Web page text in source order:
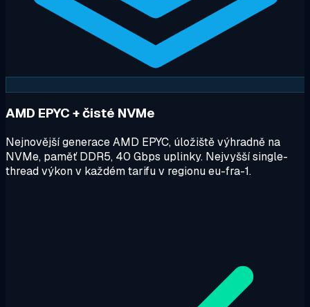
AMD EPYC + čisté NVMe
Nejnovější generace AMD EPYC, úložiště výhradně na
NVMe, paměť DDR5, 40 Gbps uplinky. Nejvyšší single-
thread výkon v každém tarifu v regionu eu-fra-1.